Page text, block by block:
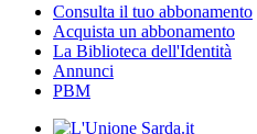
Consulta il tuo abbonamento
Acquista un abbonamento
La Biblioteca dell'Identità
Annunci
PBM